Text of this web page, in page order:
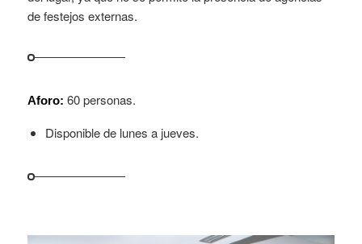
de festejos externas.
Aforo: 60 personas.
Disponible de lunes a jueves.